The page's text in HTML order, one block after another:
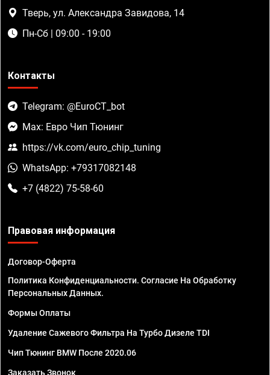
Тверь, ул. Александра Завидова, 14
Пн-Сб | 09:00 - 19:00
Контакты
Telegram: @EuroCT_bot
Max: Евро Чип Тюнинг
https://vk.com/euro_chip_tuning
WhatsApp: +79317082148
+7 (4822) 75-58-60
Правовая информация
Договор-Оферта
Политика Конфиденциальности. Согласие На Обработку
Персональных Данных.
Формы Оплаты
Удаление Сажевого Фильтра На Турбо Дизеле TDI
Чип Тюнинг BMW После 2020.06
Заказать Звонок